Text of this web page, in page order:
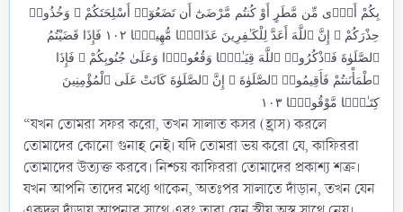
بِكُمْ أَذًۭى مِّن مَّطَرٍ أَوْ كُنتُم مَّرْضَىٰٓ أَن تَضَعُوٓا۟ أَسْلِحَتَكُمْ ۖ وَخُذُوا۟
حِذْرَكُمْ ۗ إِنَّ ٱللَّهَ أَعَدَّ لِلْكَـٰفِرِينَ عَذَابًۭا مُّهِينًۭا ١٠٢ فَإِذَا قَضَيْتُمُ
ٱلصَّلَوٰةَ فَٱذْكُرُوا۟ ٱللَّهَ قِيَـٰمًۭا وَقُعُودًۭا وَعَلَىٰ جُنُوبِكُمْ ۚ فَإِذَا
ٱطْمَأْنَنتُمْ فَأَقِيمُوا۟ ٱلصَّلَوٰةَ ۚ إِنَّ ٱلصَّلَوٰةَ كَانَتْ عَلَى ٱلْمُؤْمِنِينَ
كِتَـٰبًۭا مَّوْقُوتًۭا ١٠٣
“যখন তোমরা সফর করো, তখন সালাত কসর (হ্রাস) করলে
তোমাদের কোনো গুনাহ নেই। যদি তোমরা ভয় করো যে, কাফিররা
তোমাদের উত্যক্ত করবে। নিশ্চয় কাফিররা তোমাদের প্রকাশ্য শত্রু।
যখন আপনি তাদের মধ্যে থাকেন, অতঃপর সালাতে দাঁড়ান, তখন যেন